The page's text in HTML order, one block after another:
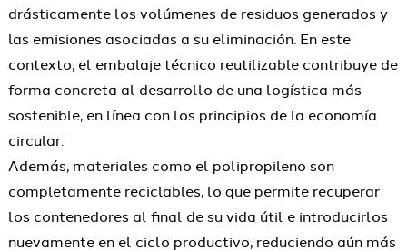
drásticamente los volúmenes de residuos generados y
las emisiones asociadas a su eliminación. En este
contexto, el embalaje técnico reutilizable contribuye de
forma concreta al desarrollo de una logística más
sostenible, en línea con los principios de la economía
circular.
Además, materiales como el polipropileno son
completamente reciclables, lo que permite recuperar
los contenedores al final de su vida útil e introducirlos
nuevamente en el ciclo productivo, reduciendo aún más